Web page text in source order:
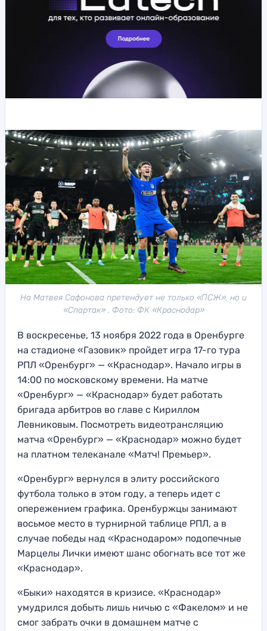
На Матвея Сафонова претендует не только «ПСЖ», но и
«Спартак» . Фото: ФК «Краснодар»
В воскресенье, 13 ноября 2022 года в Оренбурге
на стадионе «Газовик» пройдет игра 17-го тура
РПЛ «Оренбург» — «Краснодар». Начало игры в
14:00 по московскому времени. На матче
«Оренбург» — «Краснодар» будет работать
бригада арбитров во главе с Кириллом
Левниковым. Посмотреть видеотрансляцию
матча «Оренбург» — «Краснодар» можно будет
на платном телеканале «Матч! Премьер».
«Оренбург» вернулся в элиту российского
футбола только в этом году, а теперь идет с
опережением графика. Оренбуржцы занимают
восьмое место в турнирной таблице РПЛ, а в
случае победы над «Краснодаром» подопечные
Марцелы Лички имеют шанс обогнать все тот же
«Краснодар».
«Быки» находятся в кризисе. «Краснодар»
умудрился добыть лишь ничью с «Факелом» и не
смог забрать очки в домашнем матче с